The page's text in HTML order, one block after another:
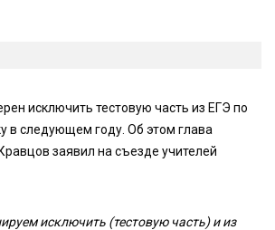
исключить тестовую часть из ЕГЭ по
в следующем году. Об этом глава
заявил на съезде учителей
исключить (тестовую часть) и из